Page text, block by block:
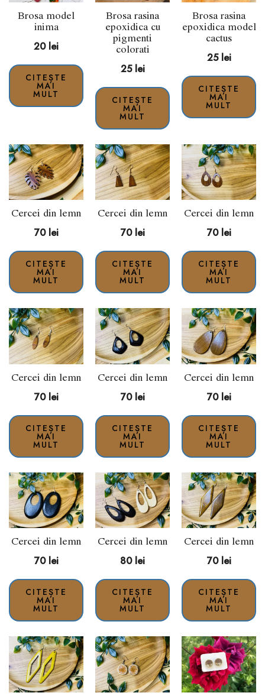
Brosa model
inima
20 lei
CITEȘTE
MAI
MULT
Brosa rasina
epoxidica cu
pigmenti
colorati
25 lei
CITEȘTE
MAI
MULT
Brosa rasina
epoxidica model
cactus
25 lei
CITEȘTE
MAI
MULT
Cercei din lemn
70 lei
CITEȘTE
MAI
MULT
Cercei din lemn
70 lei
CITEȘTE
MAI
MULT
Cercei din lemn
70 lei
CITEȘTE
MAI
MULT
Cercei din lemn
70 lei
CITEȘTE
MAI
MULT
Cercei din lemn
70 lei
CITEȘTE
MAI
MULT
Cercei din lemn
70 lei
CITEȘTE
MAI
MULT
Cercei din lemn
70 lei
CITEȘTE
MAI
MULT
Cercei din lemn
80 lei
CITEȘTE
MAI
MULT
Cercei din lemn
70 lei
CITEȘTE
MAI
MULT